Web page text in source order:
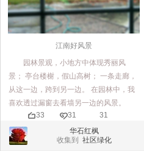
江南好风景
园林景观，小地方中体现秀丽风
景； 亭台楼榭，假山高树； 一条走廊，
从这一边，跨到另一边。 在园林中，我
喜欢透过漏窗去看墙另一边的风景。
33
31
31
华石红枫
收集到社区绿化